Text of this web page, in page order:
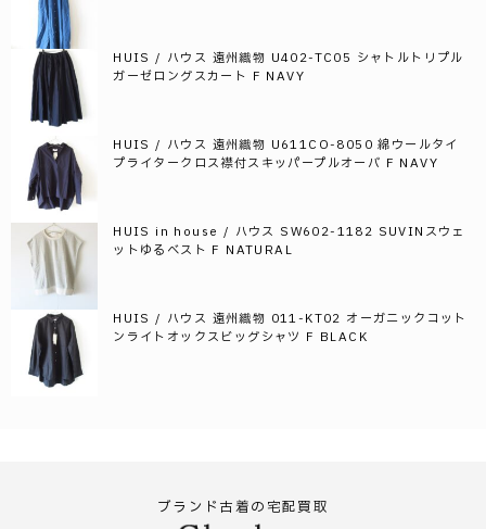
HUIS / ハウス 遠州織物 U402-TC05 シャトルトリプル
ガーゼロングスカート F NAVY
HUIS / ハウス 遠州織物 U611CO-8050 綿ウールタイ
プライタークロス襟付スキッパープルオーバ F NAVY
HUIS in house / ハウス SW602-1182 SUVINスウェ
ットゆるベスト F NATURAL
HUIS / ハウス 遠州織物 011-KT02 オーガニックコット
ンライトオックスビッグシャツ F BLACK
ブランド古着の宅配買取